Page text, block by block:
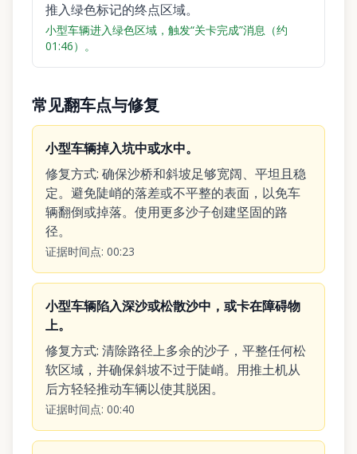
推入绿色标记的终点区域。
小型车辆进入绿色区域，触发“关卡完成”消息（约
01:46）。
常见翻车点与修复
小型车辆掉入坑中或水中。
修复方式: 确保沙桥和斜坡足够宽阔、平坦且稳
定。避免陡峭的落差或不平整的表面，以免车
辆翻倒或掉落。使用更多沙子创建坚固的路
径。
证据时间点: 00:23
小型车辆陷入深沙或松散沙中，或卡在障碍物
上。
修复方式: 清除路径上多余的沙子，平整任何松
软区域，并确保斜坡不过于陡峭。用推土机从
后方轻轻推动车辆以使其脱困。
证据时间点: 00:40